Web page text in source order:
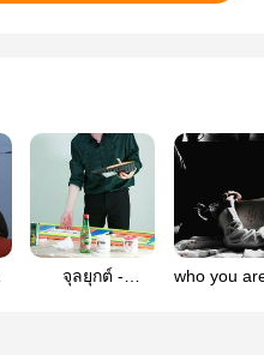
จุลยุกต์ -
who you